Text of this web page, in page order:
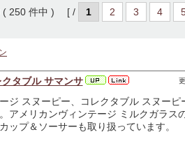
250 件中 ) [ / 1 2 3 4
タブル サマンサ
ジ スヌーピー、コレクタブル スヌー
アメリカンヴィンテージ ミルクガラス
ップ＆ソーサーも取り扱っています。